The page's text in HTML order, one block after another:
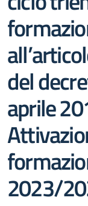
del
aprile
2023/